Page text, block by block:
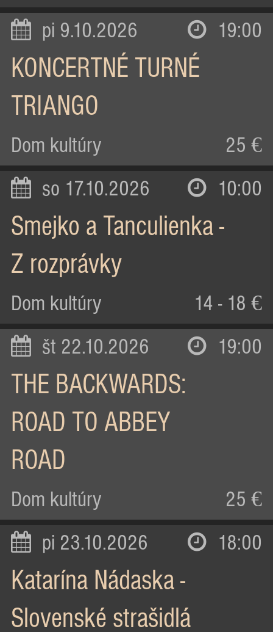
pi 9.10.2026 19:00
KONCERTNÉ TURNÉ
TRIANGO
Dom kultúry 25 €
so 17.10.2026 10:00
Smejko a Tanculienka -
Z rozprávky
Dom kultúry 14 - 18 €
št 22.10.2026 19:00
THE BACKWARDS:
ROAD TO ABBEY
ROAD
Dom kultúry 25 €
pi 23.10.2026 18:00
Katarína Nádaska -
Slovenské strašidlá